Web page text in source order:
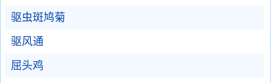
驱虫斑鸠菊
驱风通
屈头鸡